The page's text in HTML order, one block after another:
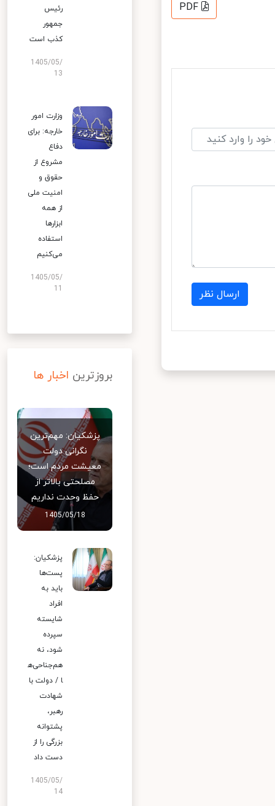
PDF
ارسال نظر
رئیس
جمهور
کذب است
1405/05/
13
وزارت امور
خارجه: برای
دفاع
مشروع از
حقوق و
امنیت ملی
از همه
ابزارها
استفاده
می‌کنیم
1405/05/
بروزترین اخبار ها
پزشکیان: مهم‌ترین
نگرانی دولت
معیشت مردم است؛
مصلحتی بالاتر از
حفظ وحدت نداریم
1405/05/18
پزشکیان:
پست‌ها
باید به
افراد
شایسته
سپرده
شود، نه
هم‌جناحی‌ه
ا / دولت با
شهادت
رهبر،
پشتوانه
بزرگی را از
دست داد
1405/05/
14